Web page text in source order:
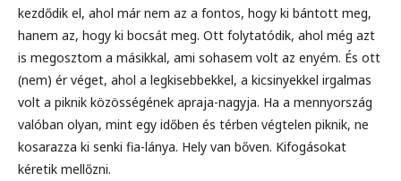
kezdődik el, ahol már nem az a fontos, hogy ki bántott meg,
hanem az, hogy ki bocsát meg. Ott folytatódik, ahol még azt
is megosztom a másikkal, ami sohasem volt az enyém. És ott
(nem) ér véget, ahol a legkisebbekkel, a kicsinyekkel irgalmas
volt a piknik közösségének apraja-nagyja. Ha a mennyország
valóban olyan, mint egy időben és térben végtelen piknik, ne
kosarazza ki senki fia-lánya. Hely van bőven. Kifogásokat
kéretik mellőzni.